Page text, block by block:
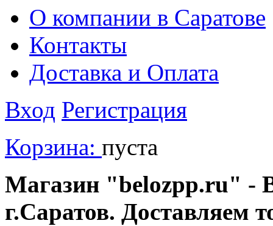
О компании в Саратове
Контакты
Доставка и Оплата
Вход Регистрация
Корзина: пуста
Магазин "belozpp.ru" -
г.Саратов. Доставляем